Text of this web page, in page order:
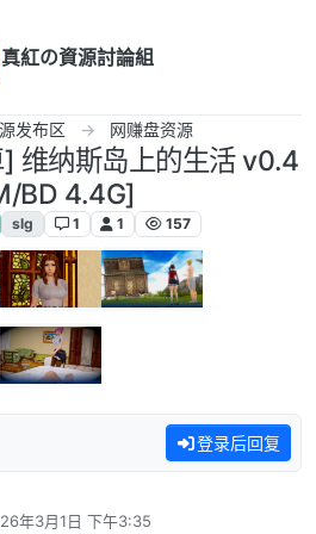
真紅の資源討論組
发布区 网赚盘资源
维纳斯岛上的生活 v0.4
BD 4.4G]
slg 1 1 157
登录后回复
年3月1日 下午3:35